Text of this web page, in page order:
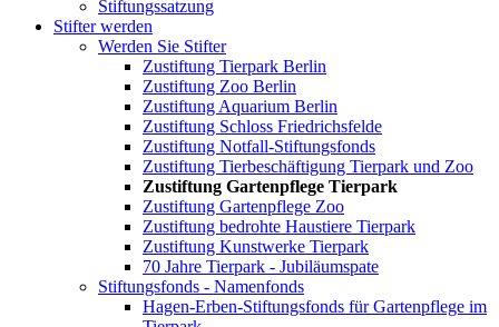
Stiftungssatzung
Stifter werden
Werden Sie Stifter
Zustiftung Tierpark Berlin
Zustiftung Zoo Berlin
Zustiftung Aquarium Berlin
Zustiftung Schloss Friedrichsfelde
Zustiftung Notfall-Stiftungsfonds
Zustiftung Tierbeschäftigung Tierpark und Zoo
Zustiftung Gartenpflege Tierpark
Zustiftung Gartenpflege Zoo
Zustiftung bedrohte Haustiere Tierpark
Zustiftung Kunstwerke Tierpark
70 Jahre Tierpark - Jubiläumspate
Stiftungsfonds - Namenfonds
Hagen-Erben-Stiftungsfonds für Gartenpflege im